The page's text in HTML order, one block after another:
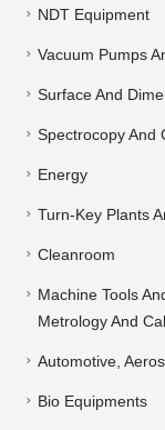
NDT Equipment
Vacuum Pumps
Surface And
Spectrocopy And
Energy
Turn-Key Plants
Cleanroom
Machine Tools
Metrology And
Automotive,
Bio Equipments